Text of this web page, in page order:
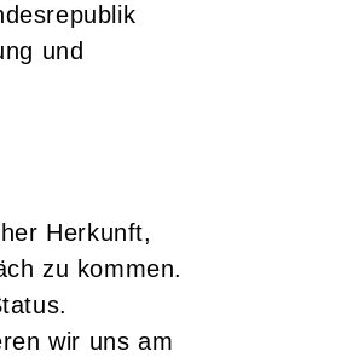
und
Herkunft,
zu kommen.
wir uns am